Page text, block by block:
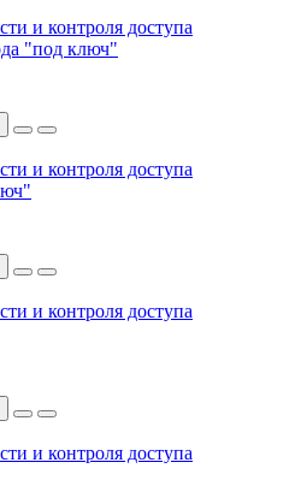
и контроля доступа
"под ключ"
и контроля доступа
и контроля доступа
и контроля доступа